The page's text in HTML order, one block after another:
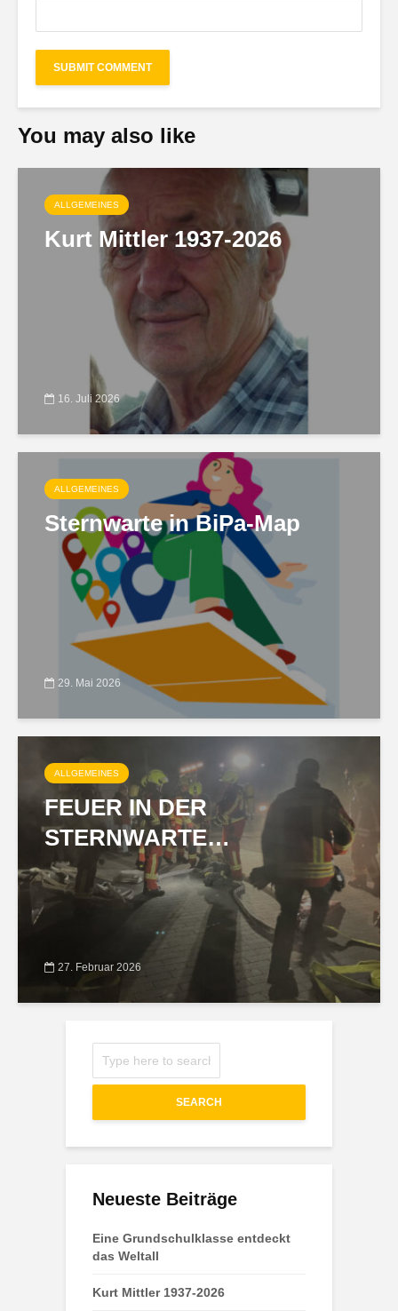
You may also like
ALLGEMEINES
Kurt Mittler 1937-2026
16. Juli 2026
ALLGEMEINES
Sternwarte in BiPa-Map
29. Mai 2026
ALLGEMEINES
FEUER IN DER
STERNWARTE…
27. Februar 2026
SEARCH
Neueste Beiträge
Eine Grundschulklasse entdeckt
das Weltall
Kurt Mittler 1937-2026